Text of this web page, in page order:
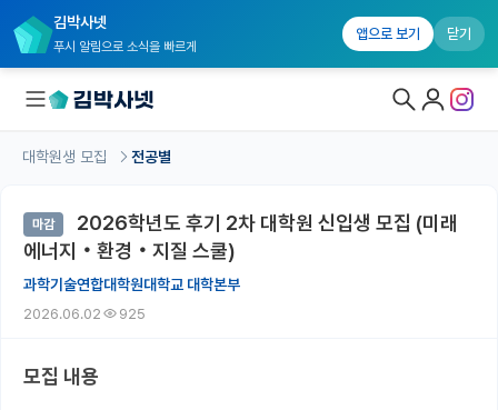
김박사넷
푸시 알림으로 소식을 빠르게
앱으로 보기 닫기
대학원생 모집 홈
기관별 모집 정보
연구실별 모집 정보
전공별 모집 정보
대학원생 모집 전공별
마감
2026학년도 후기 2차 대학원 신입생 모집 (미래
에너지‧환경‧지질 스쿨)
과학기술연합대학원대학교 대학본부
2026.06.02 925
모집 내용